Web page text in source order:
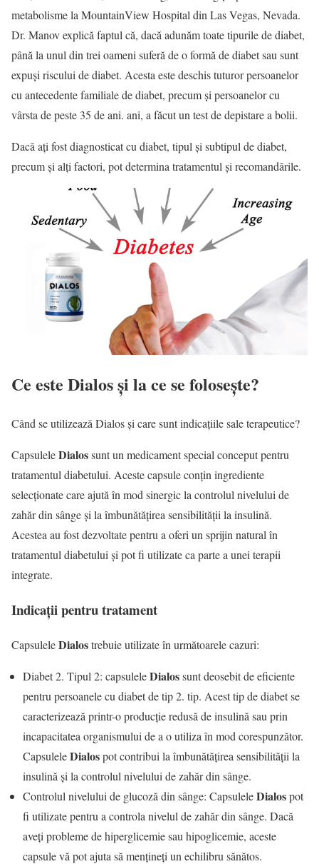
metabolisme la MountainView Hospital din Las Vegas, Nevada.
Dr. Manov explică faptul că, dacă adunăm toate tipurile de diabet,
până la unul din trei oameni suferă de o formă de diabet sau sunt
expuși riscului de diabet. Acesta este deschis tuturor persoanelor
cu antecedente familiale de diabet, precum și persoanelor cu
vârsta de peste 35 de ani. ani, a făcut un test de depistare a bolii.
Dacă ați fost diagnosticat cu diabet, tipul și subtipul de diabet,
precum și alți factori, pot determina tratamentul și recomandările.
Ce este Dialos și la ce se folosește?
Când se utilizează Dialos și care sunt indicațiile sale terapeutice?
CapsuleleDialossunt un medicament special conceput pentru
tratamentul diabetului. Aceste capsule conțin ingrediente
selecționate care ajută în mod sinergic la controlul nivelului de
zahăr din sânge și la îmbunătățirea sensibilității la insulină.
Acestea au fost dezvoltate pentru a oferi un sprijin natural în
tratamentul diabetului și pot fi utilizate ca parte a unei terapii
integrate.
Indicații pentru tratament
CapsuleleDialostrebuie utilizate în următoarele cazuri:
Diabet 2. Tipul 2: capsuleleDialossunt deosebit de eficiente
pentru persoanele cu diabet de tip 2. tip. Acest tip de diabet se
caracterizează printr-o producție redusă de insulină sau prin
incapacitatea organismului de a o utiliza în mod corespunzător.
CapsuleleDialospot contribui la îmbunătățirea sensibilității la
insulină și la controlul nivelului de zahăr din sânge.
Controlul nivelului de glucoză din sânge: CapsuleleDialospot
fi utilizate pentru a controla nivelul de zahăr din sânge. Dacă
aveți probleme de hiperglicemie sau hipoglicemie, aceste
capsule vă pot ajuta să mențineți un echilibru sănătos.